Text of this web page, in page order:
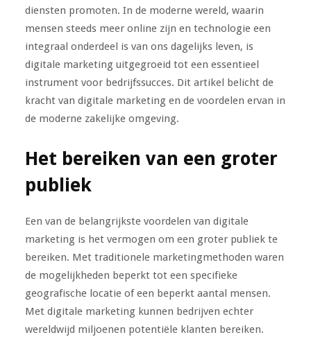
diensten promoten. In de moderne wereld, waarin
mensen steeds meer online zijn en technologie een
integraal onderdeel is van ons dagelijks leven, is
digitale marketing uitgegroeid tot een essentieel
instrument voor bedrijfssucces. Dit artikel belicht de
kracht van digitale marketing en de voordelen ervan in
de moderne zakelijke omgeving.
Het bereiken van een groter
publiek
Een van de belangrijkste voordelen van digitale
marketing is het vermogen om een groter publiek te
bereiken. Met traditionele marketingmethoden waren
de mogelijkheden beperkt tot een specifieke
geografische locatie of een beperkt aantal mensen.
Met digitale marketing kunnen bedrijven echter
wereldwijd miljoenen potentiële klanten bereiken.